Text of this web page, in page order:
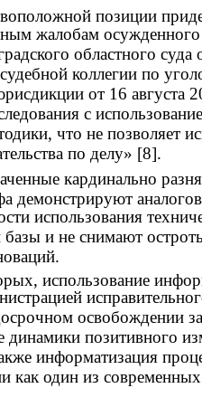
позиции
жалобам
областного
коллегии по
от 16 августа
с
что не позволяет
по делу» [8].
кардинально
демонстрируют
использования
базы и не снимают
использование
освобождении
динамики позитивного
информатизация
как один из